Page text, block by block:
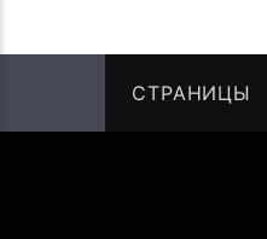
СТРАНИЦЫ